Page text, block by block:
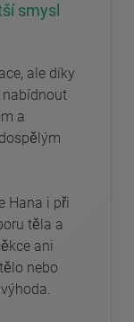
smysl
ale díky
nabídnout
a
Hana i při
těla a
ani
nebo